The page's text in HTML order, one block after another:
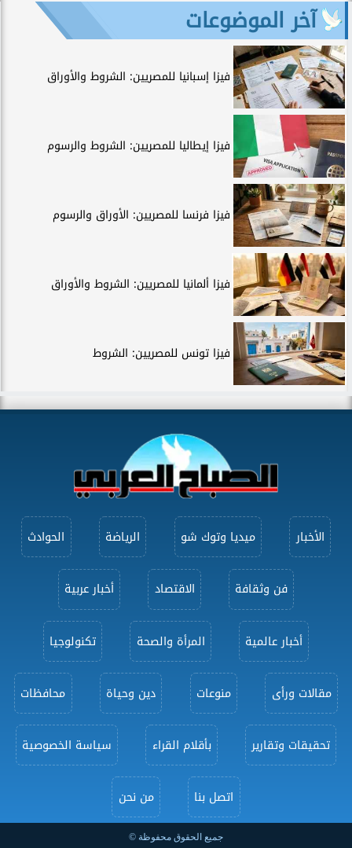
آخر الموضوعات
فيزا إسبانيا للمصريين: الشروط والأوراق
فيزا إيطاليا للمصريين: الشروط والرسوم
فيزا فرنسا للمصريين: الأوراق والرسوم
فيزا ألمانيا للمصريين: الشروط والأوراق
فيزا تونس للمصريين: الشروط
الأخبار ميديا وتوك شو الرياضة الحوادث
فن وثقافة الاقتصاد أخبار عربية
أخبار عالمية المرأة والصحة تكنولوجيا
مقالات ورأى منوعات دين وحياة محافظات
تحقيقات وتقارير بأقلام القراء سياسة الخصوصية
اتصل بنا من نحن
جميع الحقوق محفوظة ©